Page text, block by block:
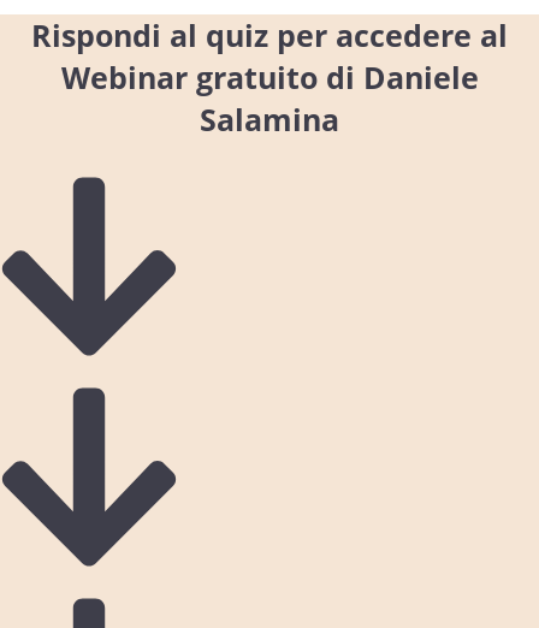
Rispondi al quiz per accedere al
Webinar gratuito di Daniele
Salamina